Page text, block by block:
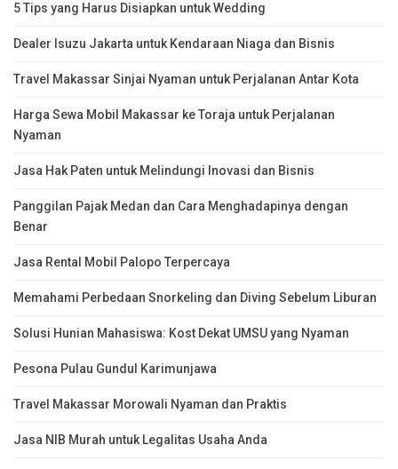
5 Tips yang Harus Disiapkan untuk Wedding
Dealer Isuzu Jakarta untuk Kendaraan Niaga dan Bisnis
Travel Makassar Sinjai Nyaman untuk Perjalanan Antar Kota
Harga Sewa Mobil Makassar ke Toraja untuk Perjalanan
Nyaman
Jasa Hak Paten untuk Melindungi Inovasi dan Bisnis
Panggilan Pajak Medan dan Cara Menghadapinya dengan
Benar
Jasa Rental Mobil Palopo Terpercaya
Memahami Perbedaan Snorkeling dan Diving Sebelum Liburan
Solusi Hunian Mahasiswa: Kost Dekat UMSU yang Nyaman
Pesona Pulau Gundul Karimunjawa
Travel Makassar Morowali Nyaman dan Praktis
Jasa NIB Murah untuk Legalitas Usaha Anda